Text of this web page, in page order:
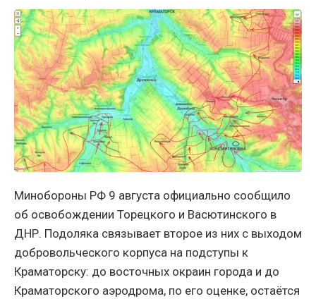
Минобороны РФ 9 августа официально сообщило
об освобождении Торецкого и Васютинского в
ДНР. Подоляка связывает второе из них с выходом
добровольческого корпуса на подступы к
Краматорску: до восточных окраин города и до
Краматорского аэродрома, по его оценке, остаётся